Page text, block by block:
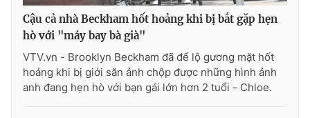
® Cấm sao chép dưới mọi hình thức nếu không có sự chấp
thuận bằng văn bản. Ghi rõ nguồn VTV.vn khi phát hành lại
thông tin từ website này.
Cậu cả nhà Beckham hốt hoảng khi bị bắt gặp hẹn
hò với "máy bay bà già"
VTV.vn - Brooklyn Beckham đã để lộ gương mặt hốt
hoảng khi bị giới săn ảnh chộp được những hình ảnh
anh đang hẹn hò với bạn gái lớn hơn 2 tuổi - Chloe.